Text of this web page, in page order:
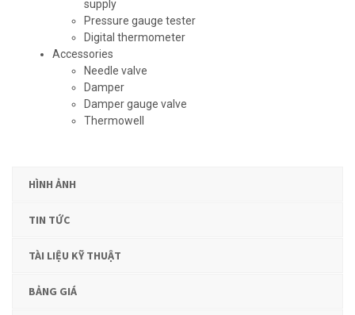
supply
Pressure gauge tester
Digital thermometer
Accessories
Needle valve
Damper
Damper gauge valve
Thermowell
HÌNH ẢNH
TIN TỨC
TÀI LIỆU KỸ THUẬT
BẢNG GIÁ